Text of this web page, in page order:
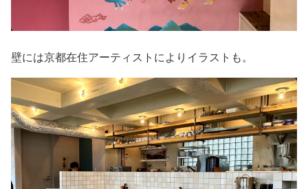
壁には京都在住アーティストによりイラストも。